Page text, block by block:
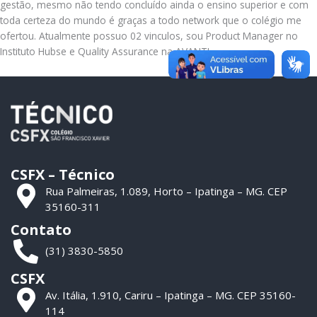
gestão, mesmo não tendo concluído ainda o ensino superior e com
toda certeza do mundo é graças a todo network que o colégio me
ofertou. Atualmente possuo 02 vinculos, sou Product Manager no
Instituto Hubse e Quality Assurance na AVANTI.
CSFX – Técnico
Rua Palmeiras, 1.089, Horto – Ipatinga – MG. CEP
35160-311
Contato
(31) 3830-5850
CSFX
Av. Itália, 1.910, Cariru – Ipatinga – MG. CEP 35160-
114